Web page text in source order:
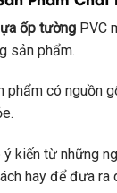
ốp tường PVC
sản phẩm.
phẩm có nguồn
ý kiến từ những
hay để đưa ra